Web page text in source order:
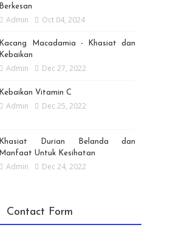
Berkesan
Admin Oct 04, 2024
Kacang Macadamia - Khasiat dan
Kebaikan
Admin Dec 27, 2022
Kebaikan Vitamin C
Admin Dec 25, 2022
Khasiat Durian Belanda dan
Manfaat Untuk Kesihatan
Admin Dec 24, 2022
Contact Form